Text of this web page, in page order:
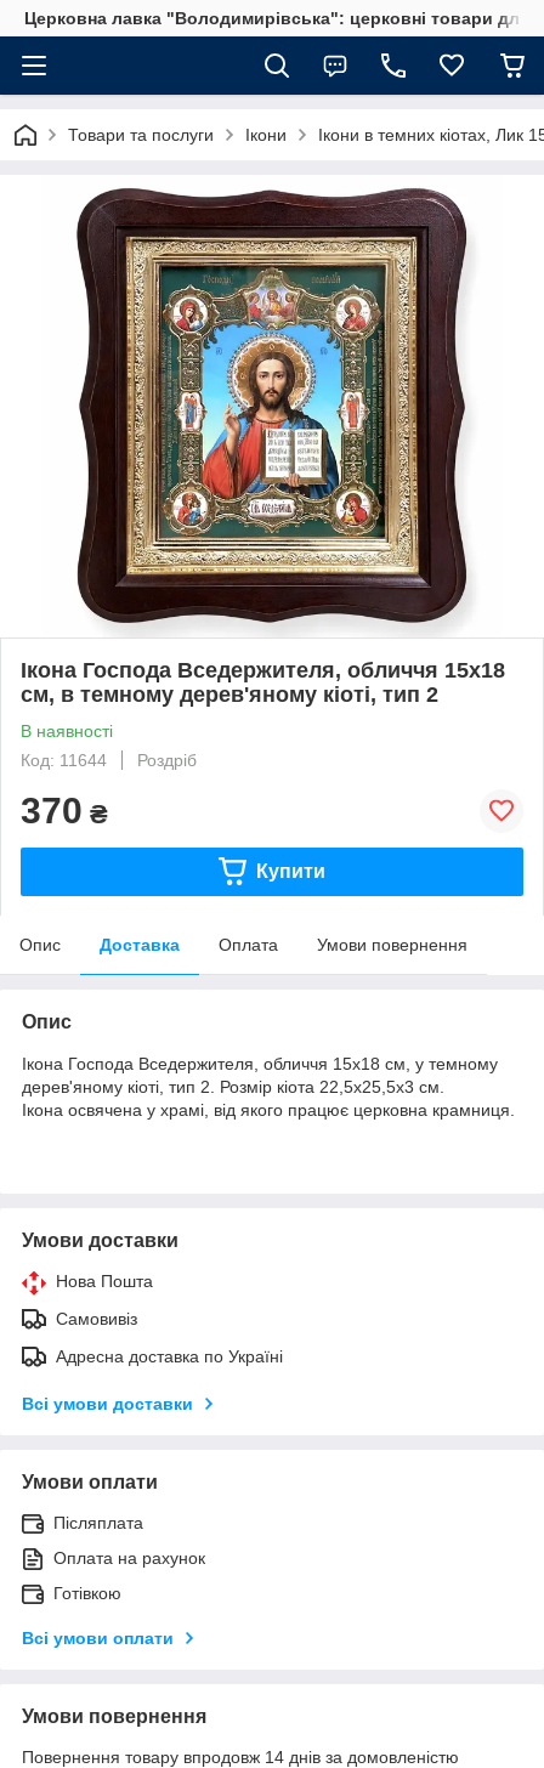
Церковна лавка "Володимирівська": церковні товари для
Товари та послуги Ікони Ікони в темних кіотах, Лик
Ікона Господа Вседержителя, обличчя 15х18
см, в темному дерев'яному кіоті, тип 2
В наявності
Код: 11644
Роздріб
370 ₴
Купити
Опис Доставка Оплата Умови повернення
Опис
Ікона Господа Вседержителя, обличчя 15х18 см, у темному
дерев'яному кіоті, тип 2. Розмір кіота 22,5х25,5х3 см.
Ікона освячена у храмі, від якого працює церковна крамниця.
Умови доставки
Нова Пошта
Самовивіз
Адресна доставка по Україні
Всі умови доставки
Умови оплати
Післяплата
Оплата на рахунок
Готівкою
Всі умови оплати
Умови повернення
Повернення товару впродовж 14 днів за домовленістю